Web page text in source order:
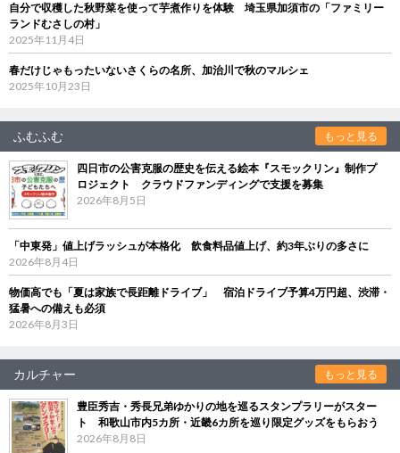
自分で収穫した秋野菜を使って芋煮作りを体験 埼玉県加須市の「ファミリー
ランドむさしの村」
2025年11月4日
春だけじゃもったいないさくらの名所、加治川で秋のマルシェ
2025年10月23日
ふむふむ もっと見る
四日市の公害克服の歴史を伝える絵本『スモックリン』制作プ
ロジェクト クラウドファンディングで支援を募集
2026年8月5日
「中東発」値上げラッシュが本格化 飲食料品値上げ、約3年ぶりの多さに
2026年8月4日
物価高でも「夏は家族で長距離ドライブ」 宿泊ドライブ予算4万円超、渋滞・
猛暑への備えも必須
2026年8月3日
カルチャー もっと見る
豊臣秀吉・秀長兄弟ゆかりの地を巡るスタンプラリーがスター
ト 和歌山市内5カ所・近畿6カ所を巡り限定グッズをもらおう
2026年8月8日